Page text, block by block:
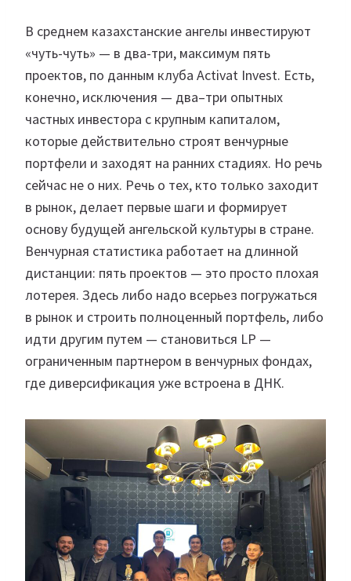
В среднем казахстанские ангелы инвестируют
«чуть-чуть» — в два-три, максимум пять
проектов, по данным клуба Activat Invest. Есть,
конечно, исключения — два–три опытных
частных инвестора с крупным капиталом,
которые действительно строят венчурные
портфели и заходят на ранних стадиях. Но речь
сейчас не о них. Речь о тех, кто только заходит
в рынок, делает первые шаги и формирует
основу будущей ангельской культуры в стране.
Венчурная статистика работает на длинной
дистанции: пять проектов — это просто плохая
лотерея. Здесь либо надо всерьез погружаться
в рынок и строить полноценный портфель, либо
идти другим путем — становиться LP —
ограниченным партнером в венчурных фондах,
где диверсификация уже встроена в ДНК.